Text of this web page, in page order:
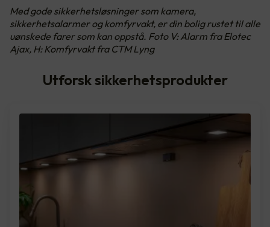
Med gode sikkerhetsløsninger som kamera,
sikkerhetsalarmer og komfyrvakt, er din bolig rustet til alle
uønskede farer som kan oppstå. Foto V: Alarm fra Elotec
Ajax, H: Komfyrvakt fra CTM Lyng
Utforsk sikkerhetsprodukter